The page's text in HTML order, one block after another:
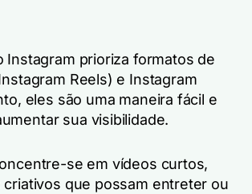
Instagram prioriza formatos de
Reels) e Instagram
eles são uma maneira fácil e
sua visibilidade.
se em vídeos curtos,
que possam entreter ou